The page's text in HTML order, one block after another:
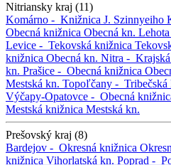
Nitriansky kraj (11)
Komárno - Knižnica J. Szinnyeiho
Obecná knižnica Obecná kn.
Levice - Tekovská knižnica
knižnica Obecná kn. Nitra -
kn. Prašice - Obecná knižnica
Mestská kn. Topoľčany - Tribečská
Výčapy-Opatovce - Obecná
Mestská knižnica Mestská kn.
Prešovský kraj (8)
Bardejov - Okresná knižnica
knižnica Vihorlatská kn. Poprad -